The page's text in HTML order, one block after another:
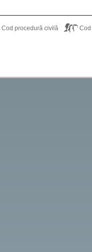
Cod procedură civilă